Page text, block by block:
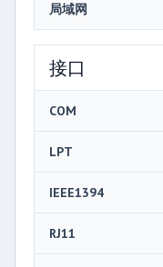
局域网
接口
COM
LPT
IEEE1394
RJ11